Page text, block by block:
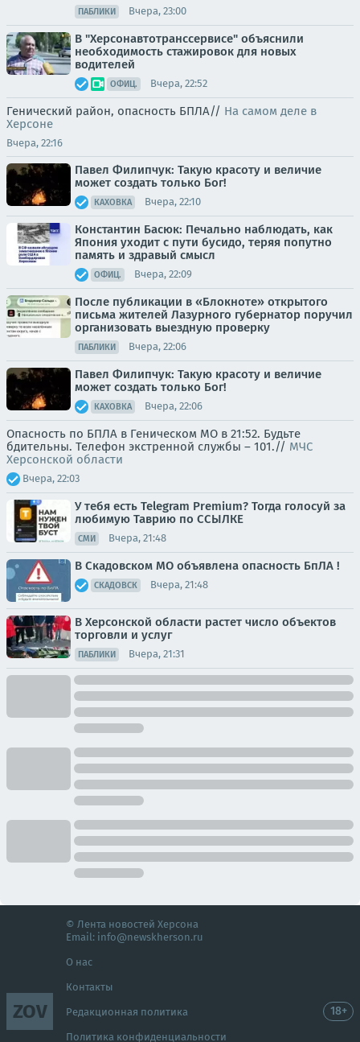
ПАБЛИКИ Вчера, 23:00
В "Херсонавтотранссервисе" объяснили
необходимость стажировок для новых
водителей
ОФИЦ. Вчера, 22:52
Генический район, опасность БПЛА// На самом деле в
Херсоне
Вчера, 22:16
Павел Филипчук: Такую красоту и величие
может создать только Бог!
КАХОВКА Вчера, 22:10
Константин Басюк: Печально наблюдать, как
Япония уходит с пути бусидо, теряя попутно
память и здравый смысл
ОФИЦ. Вчера, 22:09
После публикации в «Блокноте» открытого
письма жителей Лазурного губернатор поручил
организовать выездную проверку
ПАБЛИКИ Вчера, 22:06
Павел Филипчук: Такую красоту и величие
может создать только Бог!
КАХОВКА Вчера, 22:06
Опасность по БПЛА в Геническом МО в 21:52. Будьте
бдительны. Телефон экстренной службы – 101.// МЧС
Херсонской области
Вчера, 22:03
У тебя есть Telegram Premium? Тогда голосуй за
любимую Таврию по ССЫЛКЕ
СМИ Вчера, 21:48
В Скадовском МО объявлена опасность БпЛА !
СКАДОВСК Вчера, 21:48
В Херсонской области растет число объектов
торговли и услуг
ПАБЛИКИ Вчера, 21:31
ZOV
© Лента новостей Херсона
Email: info@newskherson.ru
О нас
Контакты
Редакционная политика
Политика конфиденциальности
18+